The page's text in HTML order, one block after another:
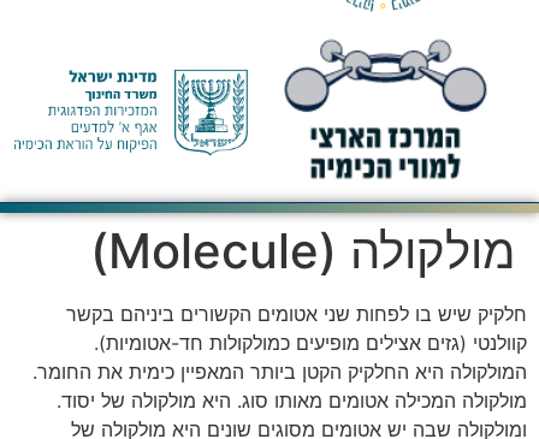
מולקולה (Molecule)
חלקיק שיש בו לפחות שני אטומים הקשורים ביניהם בקשר
קוולנטי (גזים אצילים מופיעים כמולקולות חד-אטומיות).
המולקולה היא החלקיק הקטן ביותר המאפיין כימית את החומר.
מולקולה המכילה אטומים מאותו סוג. היא מולקולה של יסוד.
ומולקולה שבה יש אטומים מסוגים שונים היא מולקולה של